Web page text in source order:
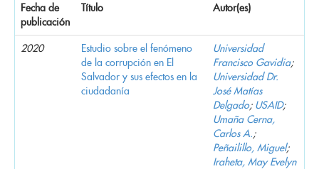
Fecha de
publicación
Título Autor(es)
2020
Estudio sobre el fenómeno
de la corrupción en El
Salvador y sus efectos en la
ciudadanía
Universidad
Francisco Gavidia;
Universidad Dr.
José Matías
Delgado; USAID;
Umaña Cerna,
Carlos A.;
Peñailillo, Miguel;
Iraheta, May Evelyn